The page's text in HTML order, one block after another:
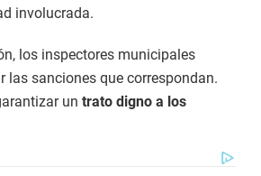
involucrada.
los inspectores municipales
las sanciones que correspondan.
un trato digno a los